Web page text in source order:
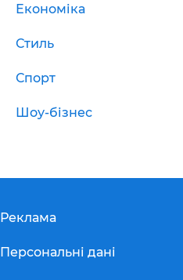
Економіка
Стиль
Спорт
Шоу-бізнес
Реклама
Персональні дані